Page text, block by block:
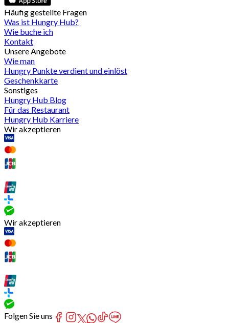
Häufig gestellte Fragen
Was ist Hungry Hub?
Wie buche ich
Kontakt
Unsere Angebote
Wie man
Hungry Punkte verdient und einlöst
Geschenkkarte
Sonstiges
Hungry Hub Blog
Für das Restaurant
Hungry Hub Karriere
Wir akzeptieren
Wir akzeptieren
Folgen Sie uns